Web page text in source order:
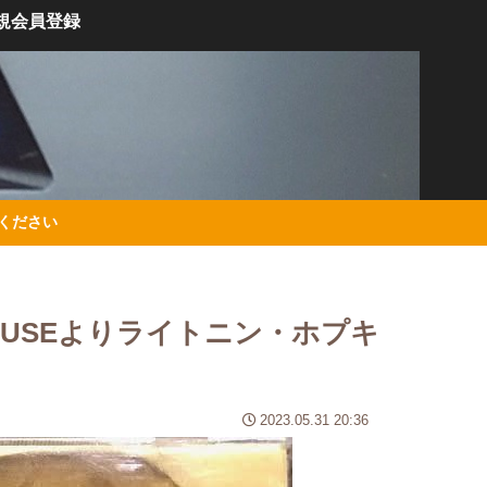
会員登録
ださい
よりライトニン・ホプキ
2023.05.31 20:36